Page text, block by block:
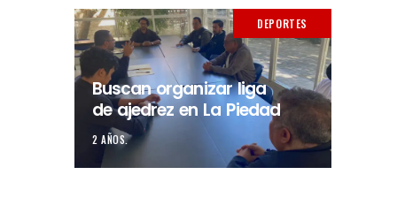
DEPORTES
Buscan organizar liga
de ajedrez en La Piedad
2 AÑOS.